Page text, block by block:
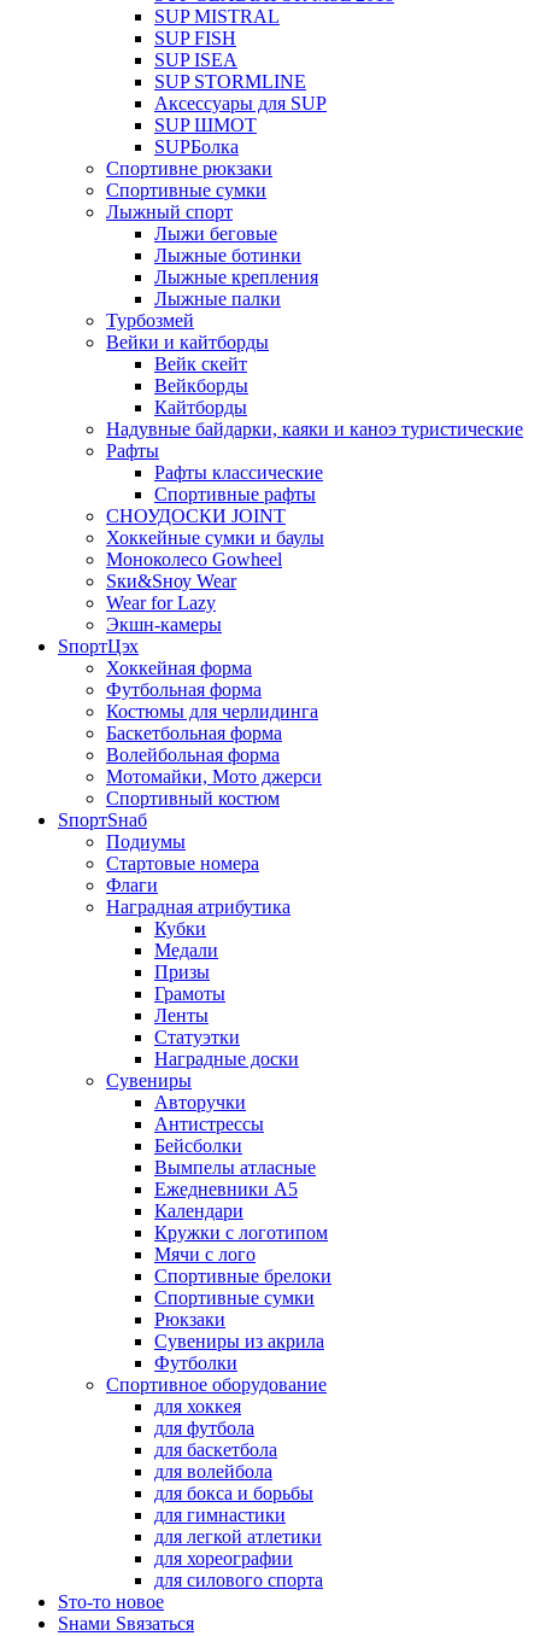
SUP MISTRAL
SUP FISH
SUP ISEA
SUP STORMLINE
Аксессуары для SUP
SUP ШМОТ
SUPБолка
Спортивне рюкзаки
Спортивные сумки
Лыжный спорт
Лыжи беговые
Лыжные ботинки
Лыжные крепления
Лыжные палки
Турбозмей
Вейки и кайтборды
Вейк скейт
Вейкборды
Кайтборды
Надувные байдарки, каяки и каноэ туристические
Рафты
Рафты классические
Спортивные рафты
СНОУДОСКИ JOINT
Хоккейные сумки и баулы
Моноколесо Gowheel
Sки&Sноу Wear
Wear for Lazy
Экшн-камеры
SпортЦэх
Хоккейная форма
Футбольная форма
Костюмы для черлидинга
Баскетбольная форма
Волейбольная форма
Мотомайки, Мото джерси
Спортивный костюм
SпортSнаб
Подиумы
Стартовые номера
Флаги
Наградная атрибутика
Кубки
Медали
Призы
Грамоты
Ленты
Статуэтки
Наградные доски
Сувениры
Авторучки
Антистрессы
Бейсболки
Вымпелы атласные
Ежедневники А5
Календари
Кружки с логотипом
Мячи с лого
Спортивные брелоки
Спортивные сумки
Рюкзаки
Сувениры из акрила
Футболки
Спортивное оборудование
для хоккея
для футбола
для баскетбола
для волейбола
для бокса и борьбы
для гимнастики
для легкой атлетики
для хореографии
для силового спорта
Sто-то новое
Sнами Sвязаться